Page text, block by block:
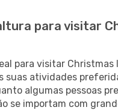
para visitar
para visitar Christmas
suas atividades
algumas pessoas
se importam com